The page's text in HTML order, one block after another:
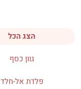
הצג הכל
גוון כסף
פלדת אל-חלד